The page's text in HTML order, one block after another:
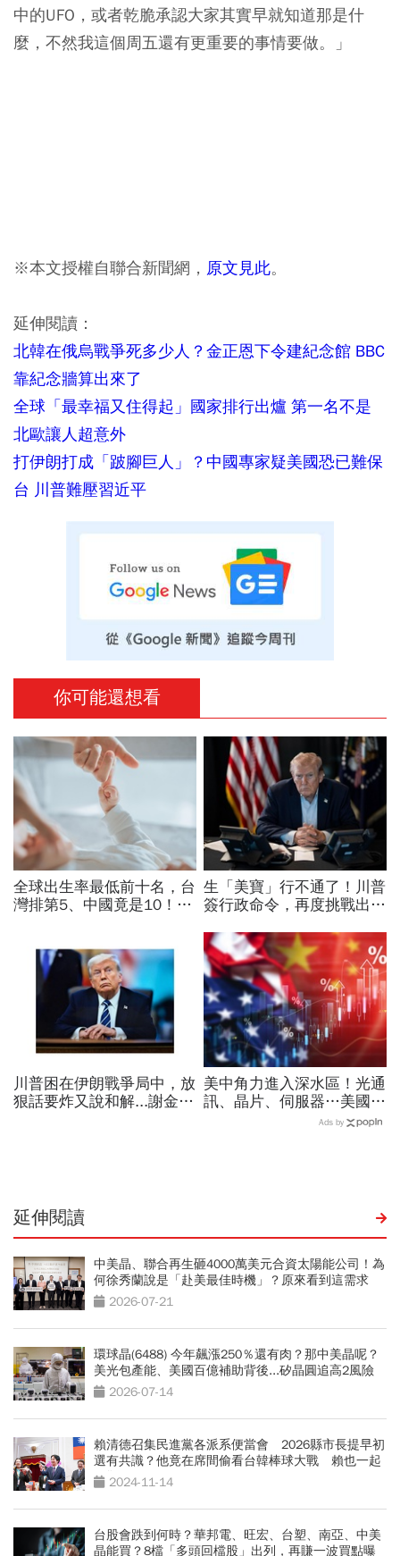
中的UFO，或者乾脆承認大家其實早就知道那是什
麼，不然我這個周五還有更重要的事情要做。」
※本文授權自聯合新聞網， 原文見此。
延伸閱讀：
北韓在俄烏戰爭死多少人？金正恩下令建紀念館 BBC
靠紀念牆算出來了
全球「最幸福又住得起」國家排行出爐 第一名不是
北歐讓人超意外
打伊朗打成「跛腳巨人」？中國專家疑美國恐已難保
台 川普難壓習近平
你可能還想看
全球出生率最低前十名，台
灣排第5、中國竟是10！亞
生「美寶」行不通了！川普
簽行政命令，再度挑戰出生
允許花錢買進美國的資格
川普困在伊朗戰爭局中，放
狠話要炸又說和解...謝金河
美中角力進入深水區！光通
訊、晶片、伺服器…美國制
裁加碼，謝金河示警台灣
Ads by
延伸閱讀
中美晶、聯合再生砸4000萬美元合資太陽能公司！為
何徐秀蘭說是「赴美最佳時機」？原來看到這需求
2026-07-21
環球晶(6488) 今年飆漲250％還有肉？那中美晶呢？
美光包產能、美國百億補助背後...矽晶圓追高2風險
2026-07-14
賴清德召集民進黨各派系便當會 2026縣市長提早初
選有共識？他竟在席間偷看台韓棒球大戰 賴也一起
同歡2024-11-14
台股會跌到何時？華邦電、旺宏、台塑、南亞、中美
晶能買？8檔「多頭回檔股」出列，再賺一波買點曝